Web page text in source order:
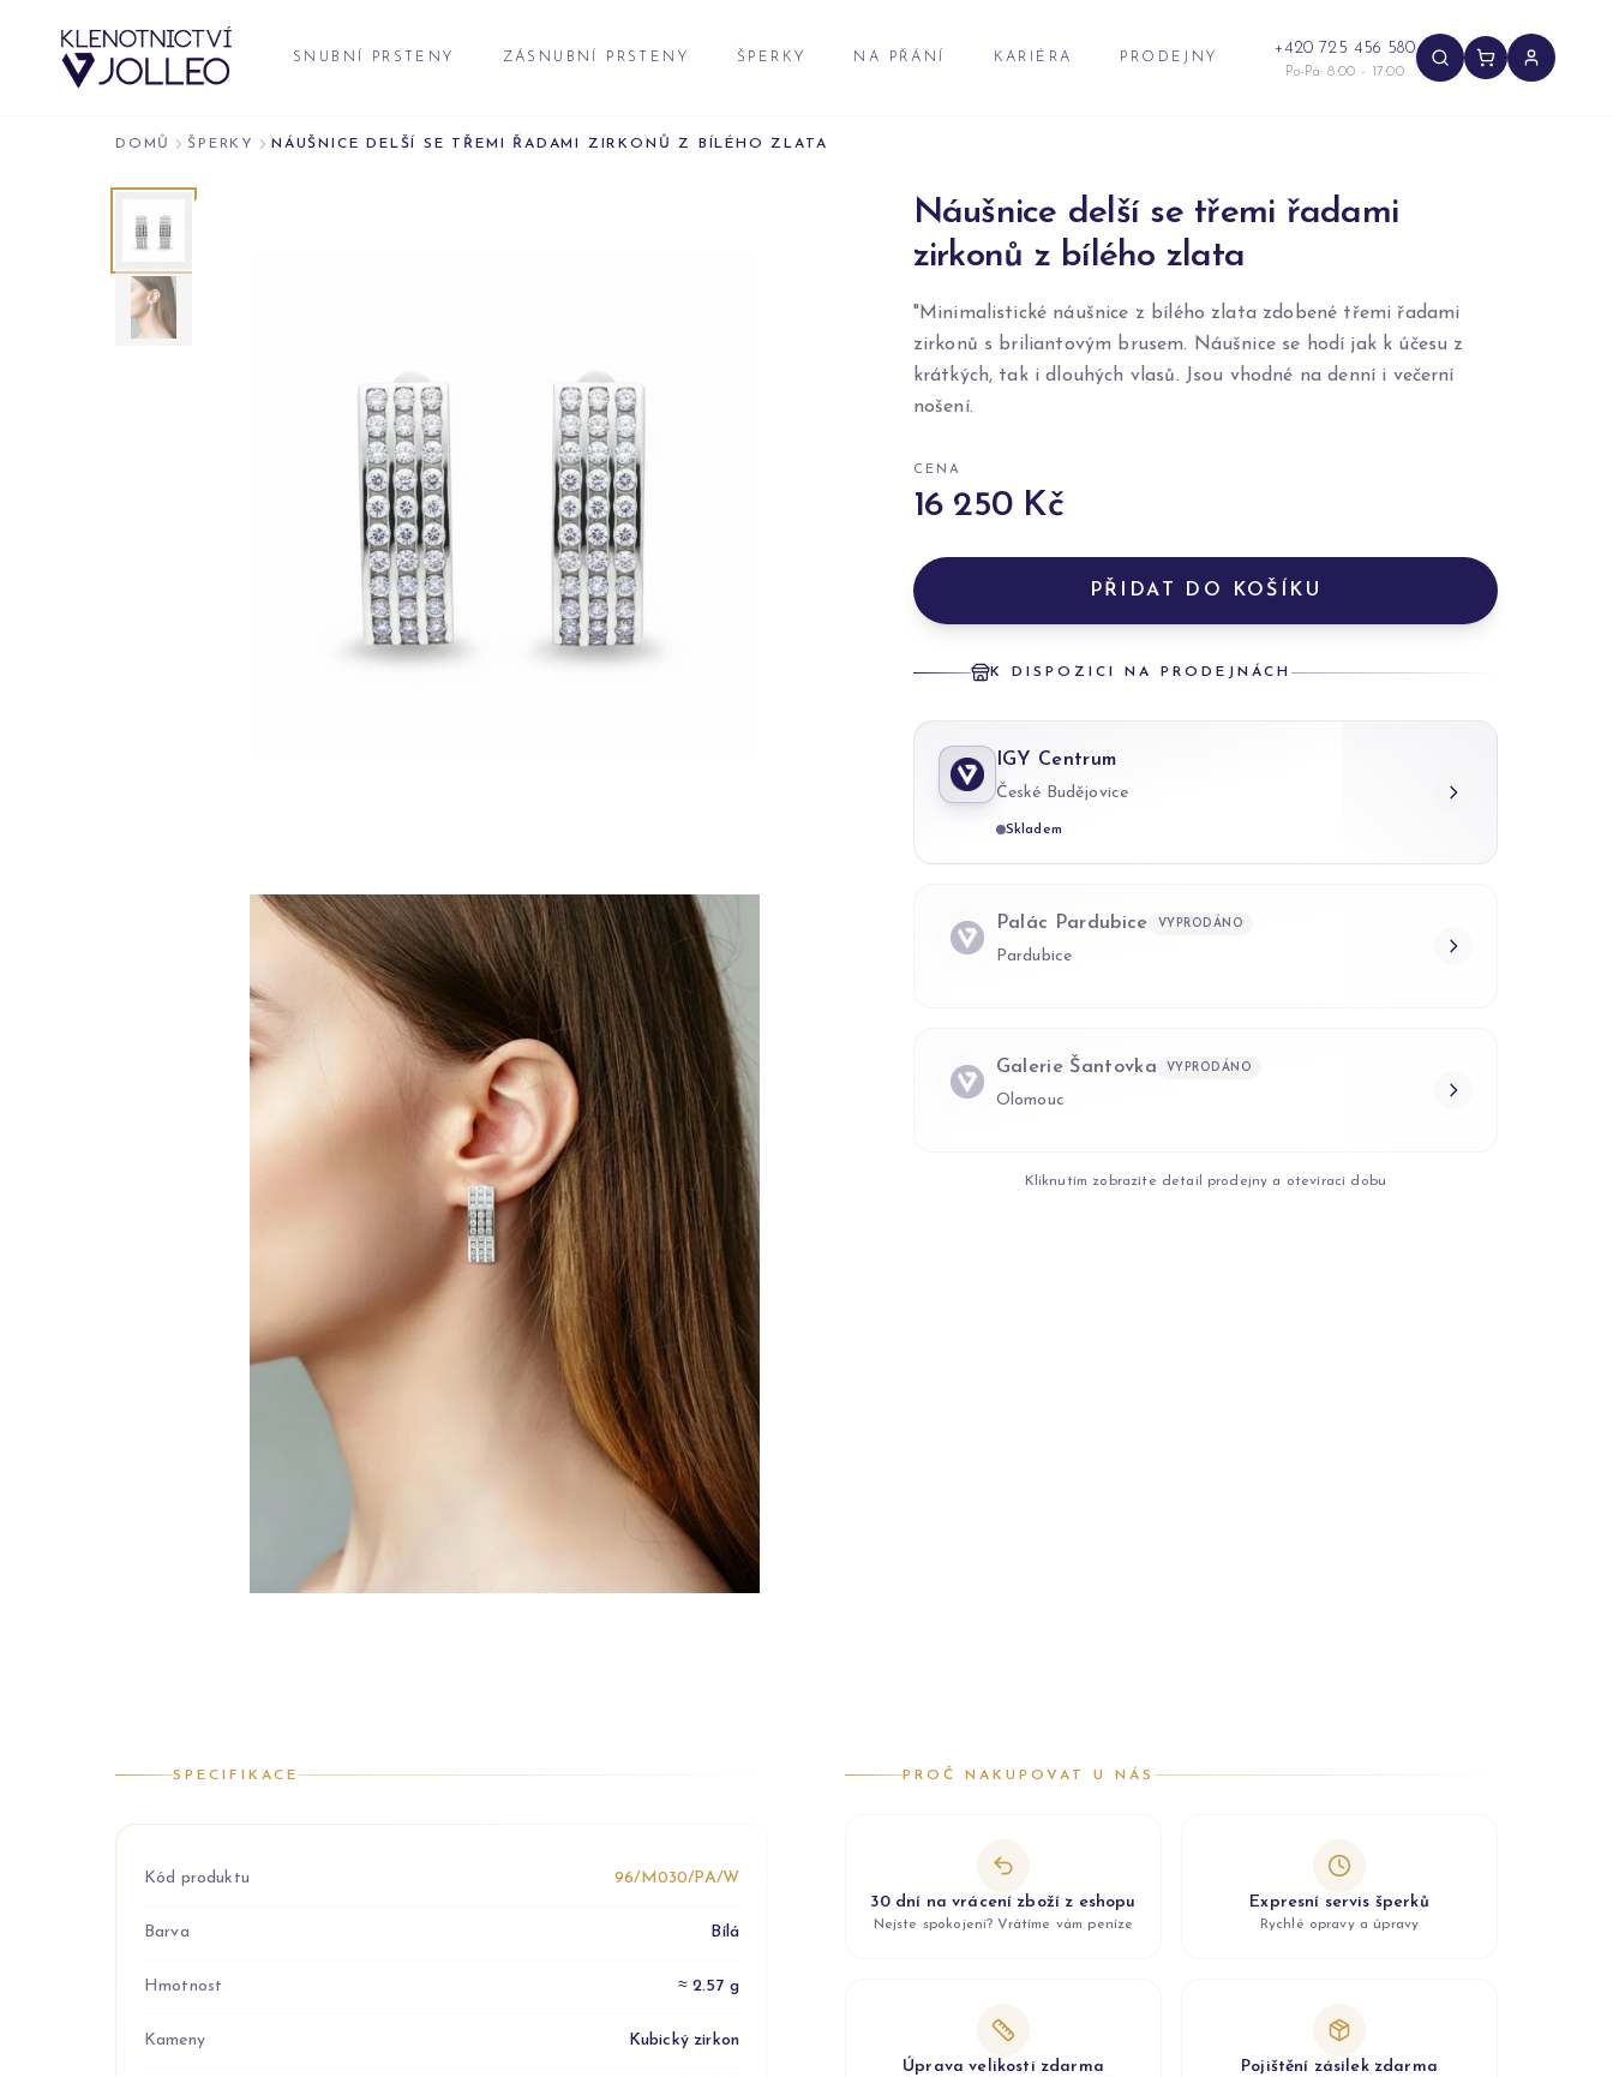
SNUBNÍ PRSTENY ZÁSNUBNÍ PRSTENY ŠPERKY NA PŘÁNÍ KARIÉRA PRODEJNY +420 725 456 580
Po-Pá: 8:00 - 17:00
DOMŮ ŠPERKY NÁUŠNICE DELŠÍ SE TŘEMI ŘADAMI ZIRKONŮ Z BÍLÉHO ZLATA
Náušnice delší se třemi řadami
zirkonů z bílého zlata
"Minimalistické náušnice z bílého zlata zdobené třemi řadami
zirkonů s briliantovým brusem. Náušnice se hodí jak k účesu z
krátkých, tak i dlouhých vlasů. Jsou vhodné na denní i večerní
nošení.
CENA
16 250 Kč
PŘIDAT DO KOŠÍKU
K DISPOZICI NA PRODEJNÁCH
IGY Centrum
České Budějovice
Skladem
Palác Pardubice VYPRODÁNO
Pardubice
Galerie Šantovka VYPRODÁNO
Olomouc
Kliknutím zobrazíte detail prodejny a otevírací dobu
SPECIFIKACE
Kód produktu 96/M030/PA/W
Barva Bílá
Hmotnost ≈ 2.57 g
Kameny Kubický zirkon
PROČ NAKUPOVAT U NÁS
30 dní na vrácení zboží z eshopu
Nejste spokojeni? Vrátíme vám peníze
Expresní servis šperků
Rychlé opravy a úpravy
Úprava velikosti zdarma Pojištění zásilek zdarma